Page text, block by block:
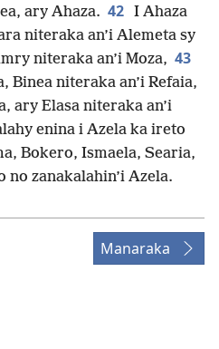
ary Ahaza. 42 I Ahaza
niteraka an’i Alemeta sy
niteraka an’i Moza, 43
Binea niteraka an’i Refaia,
ary Elasa niteraka an’i
enina i Azela ka ireto
Bokero, Ismaela, Searia,
no zanakalahin’i Azela.
Manaraka